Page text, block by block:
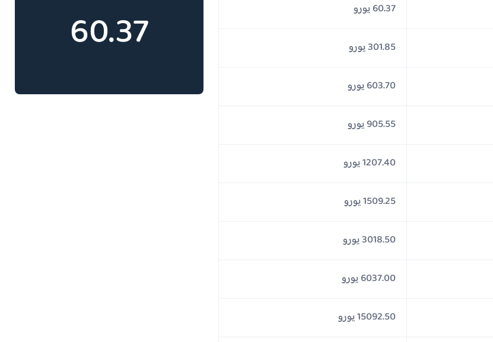
60.37 يورو
301.85 يورو
603.70 يورو
905.55 يورو
1207.40 يورو
1509.25 يورو
3018.50 يورو
6037.00 يورو
15092.50 يورو
60.37